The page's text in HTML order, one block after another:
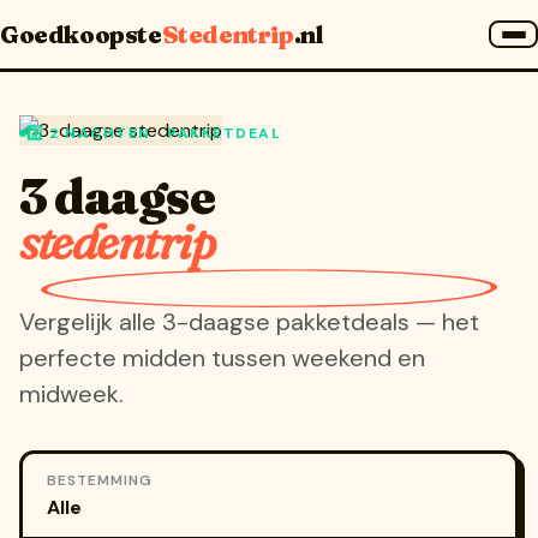
GoedkoopsteStedentrip.nl
Home»3 daagse stedentrip
3️⃣ 2 NACHTEN · PAKKETDEAL
3 daagse
stedentrip
Vergelijk alle 3-daagse pakketdeals — het
perfecte midden tussen weekend en
midweek.
BESTEMMING